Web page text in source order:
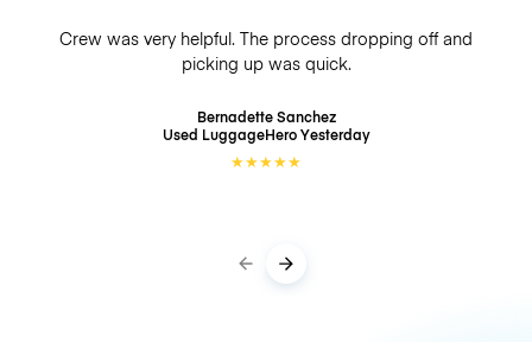
Crew was very helpful. The process dropping off and
picking up was quick.
Bernadette Sanchez
Used LuggageHeroYesterday
★★★★★